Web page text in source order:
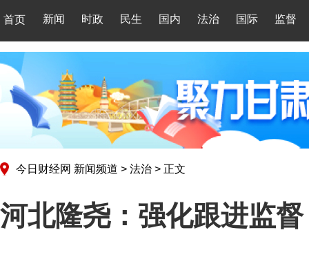
首页 新闻 时政 民生 国内 法治 国际 监督
今日财经网 新闻频道 > 法治 > 正文
河北隆尧：强化跟进监